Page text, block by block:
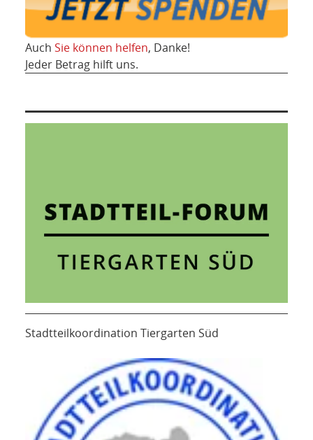
Auch Sie können helfen, Danke!
Jeder Betrag hilft uns.
Stadtteilkoordination Tiergarten Süd